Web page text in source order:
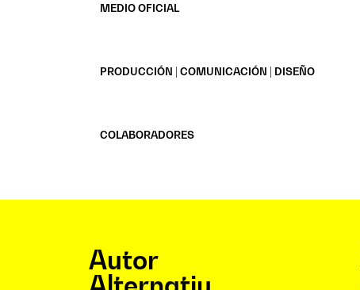
MEDIO OFICIAL
PRODUCCIÓN | COMUNICACIÓN | DISEÑO
COLABORADORES
Autor